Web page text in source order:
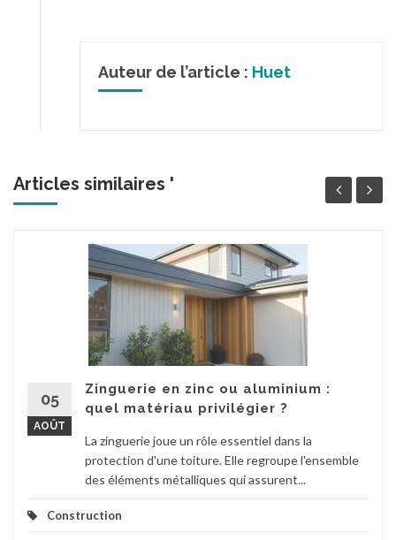
Auteur de l’article : Huet
Articles similaires '
05
AOÛT
Zinguerie en zinc ou aluminium :
quel matériau privilégier ?
La zinguerie joue un rôle essentiel dans la
protection d'une toiture. Elle regroupe l'ensemble
des éléments métalliques qui assurent...
Construction